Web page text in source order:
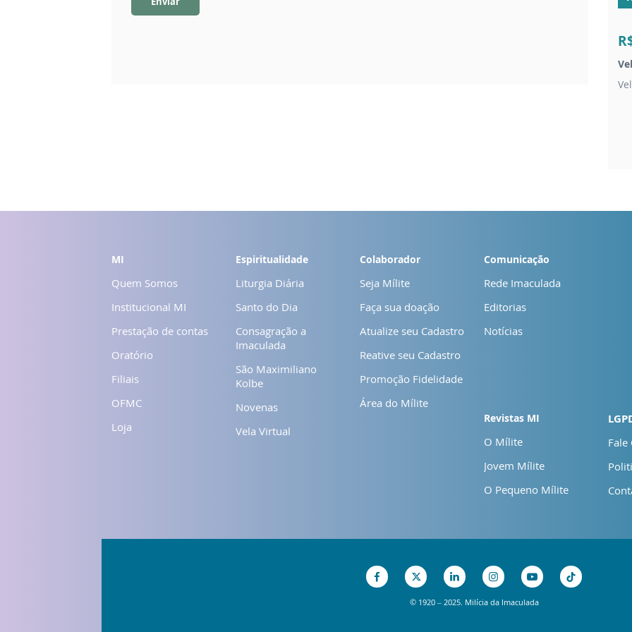
MI
Quem Somos
Institucional MI
Prestação de contas
Oratório
Filiais
OFMC
Loja
Espiritualidade
Liturgia Diária
Santo do Dia
Consagração a
Imaculada
São Maximiliano
Kolbe
Novenas
Vela Virtual
Colaborador
Seja Mílite
Faça sua doação
Atualize seu Cadastro
Reative seu Cadastro
Promoção Fidelidade
Área do Mílite
Comunicação
Rede Imaculada
Editorias
Notícias
Revistas MI
O Mílite
Jovem Mílite
O Pequeno Mílite
Fale
© 1920 – 2025. Milícia da Imaculada